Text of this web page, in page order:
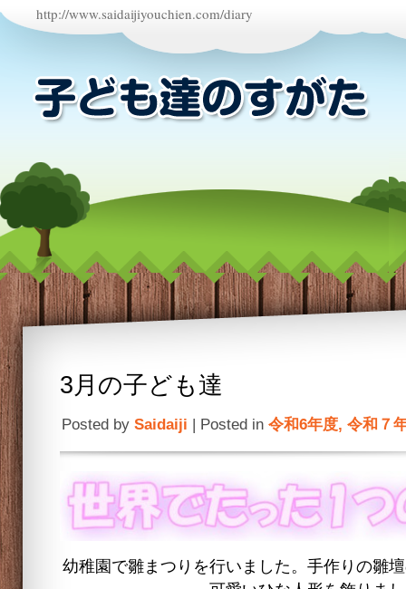
http://www.saidaijiyouchien.com/diary
3月の子ども達
Posted by Saidaiji | Posted in 令和6年度, 令和７
幼稚園で雛まつりを行いました。手作りの雛